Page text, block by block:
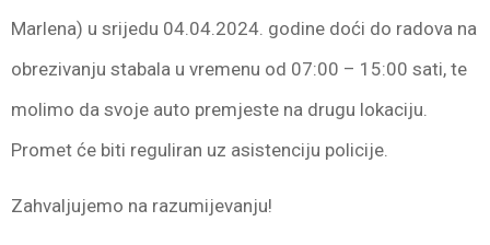
Marlena) u srijedu 04.04.2024. godine doći do radova na
obrezivanju stabala u vremenu od 07:00 – 15:00 sati, te
molimo da svoje auto premjeste na drugu lokaciju.
Promet će biti reguliran uz asistenciju policije.
Zahvaljujemo na razumijevanju!